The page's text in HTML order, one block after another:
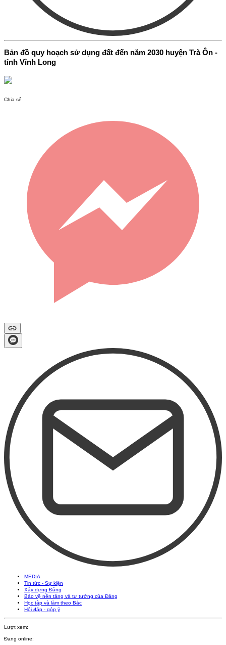
Bản đồ quy hoạch sử dụng đất đến năm 2030 huyện Trà Ôn -
tỉnh Vĩnh Long
Chia sẻ
MEDIA
Tin tức - Sự kiện
Xây dựng Đảng
Bảo vệ nền tảng và tư tưởng của Đảng
Học tập và làm theo Bác
Hỏi đáp - góp ý
Lượt xem:
Đang online: